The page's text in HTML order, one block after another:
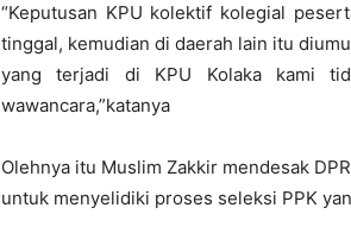
“Keputusan KPU kolektif kolegial
tinggal, kemudian di daerah lain itu
yang terjadi di KPU Kolaka kami
wawancara,”katanya
Olehnya itu Muslim Zakkir mendesak
untuk menyelidiki proses seleksi PPK